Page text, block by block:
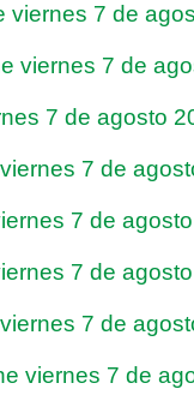
viernes 7 de
viernes 7 de
7 de agosto
7 de
7 de
7 de
7 de
viernes 7 de